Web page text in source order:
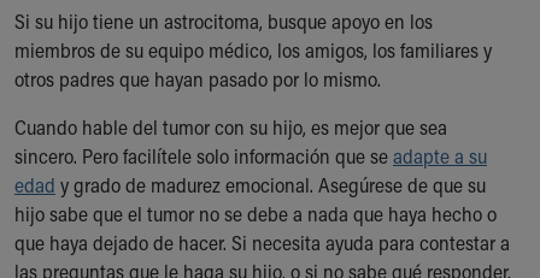
Si su hijo tiene un astrocitoma, busque apoyo en los
miembros de su equipo médico, los amigos, los familiares y
otros padres que hayan pasado por lo mismo.
Cuando hable del tumor con su hijo, es mejor que sea
sincero. Pero facilítele solo información que seadapte a su
edad y grado de madurez emocional. Asegúrese de que su
hijo sabe que el tumor no se debe a nada que haya hecho o
que haya dejado de hacer. Si necesita ayuda para contestar a
las preguntas que le haga su hijo, o si no sabe qué responder,